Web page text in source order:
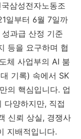
삼성전자노동조
일부터 6월 7일까
과급 산정 기준
등을 요구하며 협
체 사업부의 AI 붐
기록) 속에서 SK
의 핵심입니다. 업
양하지만, 직접
신뢰 상실, 경쟁사
지배적입니다.